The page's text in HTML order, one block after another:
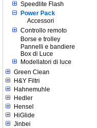
Speedlite Flash
Power Pack
Accessori
Controllo remoto
Borse e trolley
Pannelli e bandiere
Box di Luce
Modellatori di luce
Green Clean
H&Y Filtri
Hahnemuhle
Hedler
Hensel
HiGlide
Jinbei